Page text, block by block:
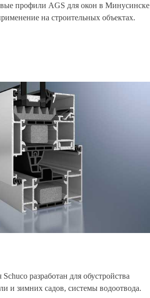
профили AGS для окон в Минусинске
на строительных объектах.
разработан для обустройства
и зимних садов, системы водоотвода.